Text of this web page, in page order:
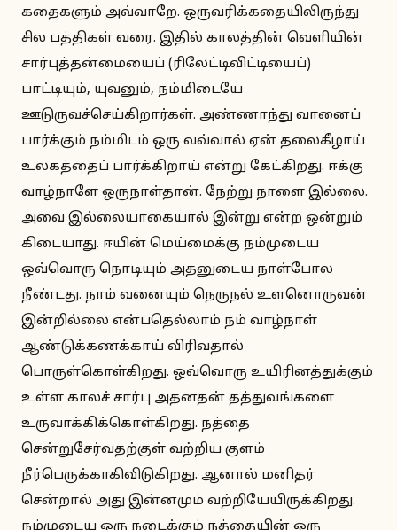
கதைகளும் அவ்வாறே. ஒருவரிக்கதையிலிருந்து
சில பத்திகள் வரை. இதில் காலத்தின் வெளியின்
சார்புத்தன்மையைப் (ரிலேட்டிவிட்டியைப்)
பாட்டியும், யுவனும், நம்மிடையே
ஊடுருவச்செய்கிறார்கள். அண்ணாந்து வானைப்
பார்க்கும் நம்மிடம் ஒரு வவ்வால் ஏன் தலைகீழாய்
உலகத்தைப் பார்க்கிறாய் என்று கேட்கிறது. ஈக்கு
வாழ்நாளே ஒருநாள்தான். நேற்று நாளை இல்லை.
அவை இல்லையாகையால் இன்று என்ற ஒன்றும்
கிடையாது. ஈயின் மெய்மைக்கு நம்முடைய
ஒவ்வொரு நொடியும் அதனுடைய நாள்போல
நீண்டது. நாம் வனையும் நெருநல் உளனொருவன்
இன்றில்லை என்பதெல்லாம் நம் வாழ்நாள்
ஆண்டுக்கணக்காய் விரிவதால்
பொருள்கொள்கிறது. ஒவ்வொரு உயிரினத்துக்கும்
உள்ள காலச் சார்பு அதனதன் தத்துவங்களை
உருவாக்கிக்கொள்கிறது. நத்தை
சென்றுசேர்வதற்குள் வற்றிய குளம்
நீர்பெருக்காகிவிடுகிறது. ஆனால் மனிதர்
சென்றால் அது இன்னமும் வற்றியேயிருக்கிறது.
நம்முடைய ஒரு நடைக்கும் நத்தையின் ஒரு